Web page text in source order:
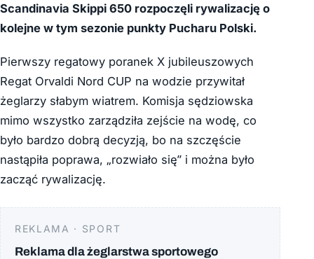
Scandinavia Skippi 650 rozpoczęli rywalizację o
kolejne w tym sezonie punkty Pucharu Polski.
Pierwszy regatowy poranek X jubileuszowych
Regat Orvaldi Nord CUP na wodzie przywitał
żeglarzy słabym wiatrem. Komisja sędziowska
mimo wszystko zarządziła zejście na wodę, co
było bardzo dobrą decyzją, bo na szczęście
nastąpiła poprawa, „rozwiało się” i można było
zacząć rywalizację.
REKLAMA · SPORT
Reklama dla żeglarstwa sportowego